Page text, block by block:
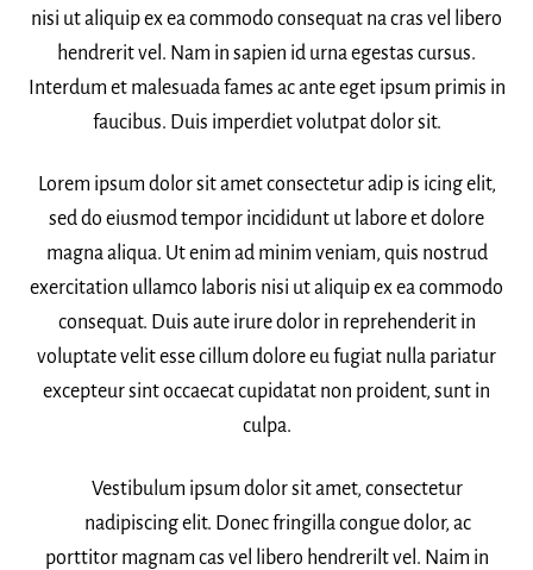
nisi ut aliquip ex ea commodo consequat na cras vel libero
hendrerit vel. Nam in sapien id urna egestas cursus.
Interdum et malesuada fames ac ante eget ipsum primis in
faucibus. Duis imperdiet volutpat dolor sit.
Lorem ipsum dolor sit amet consectetur adip is icing elit,
sed do eiusmod tempor incididunt ut labore et dolore
magna aliqua. Ut enim ad minim veniam, quis nostrud
exercitation ullamco laboris nisi ut aliquip ex ea commodo
consequat. Duis aute irure dolor in reprehenderit in
voluptate velit esse cillum dolore eu fugiat nulla pariatur
excepteur sint occaecat cupidatat non proident, sunt in
culpa.
Vestibulum ipsum dolor sit amet, consectetur
nadipiscing elit. Donec fringilla congue dolor, ac
porttitor magnam cas vel libero hendrerilt vel. Naim in